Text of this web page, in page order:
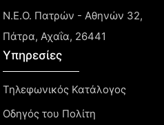
Ν.Ε.Ο. Πατρών - Αθηνών 32,
Πάτρα, Αχαΐα, 26441
Υπηρεσίες
Τηλεφωνικός Κατάλογος
Οδηγός του Πολίτη